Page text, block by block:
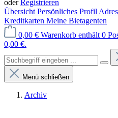
oderRegistrieren
Übersicht Persönliches Profil
Kreditkarten Meine Bietagenten
0,00 € Warenkorb enthält 0
0,00 €.
Menü schließen
Archiv